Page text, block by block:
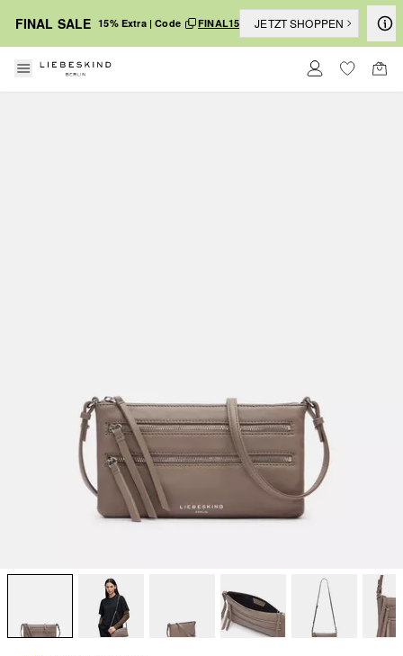
FINAL SALE 15% Extra | Code FINAL15 JETZT SHOPPEN